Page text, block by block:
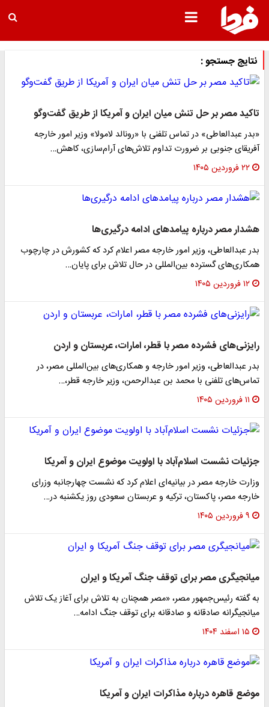
نتایج جستجو :
تاکید مصر بر حل تنش میان ایران و آمریکا از طریق گفت‌وگو
«بدر عبدالعاطی» در تماس تلفنی با «رونالد لامولا» وزیر امور خارجه
آفریقای جنوبی بر ضرورت تداوم تلاش‌های آرام‌سازی، کاهش…
۲۲ فروردین ۱۴۰۵
هشدار مصر درباره پیامدهای ادامه درگیری‌ها
بدر عبدالعاطی، وزیر امور خارجه مصر اعلام کرد که کشورش در چارچوب
همکاری‌های گسترده بین‌المللی در حال تلاش برای پایان…
۱۲ فروردین ۱۴۰۵
رایزنی‌های فشرده مصر با قطر، امارات، عربستان و اردن
بدر عبدالعاطی، وزیر امور خارجه و همکاری‌های بین‌المللی مصر، در
تماس‌های تلفنی با محمد بن عبدالرحمن، وزیر خارجه قطر،…
۱۱ فروردین ۱۴۰۵
جزئیات نشست اسلام‌آباد با اولویت موضوع ایران و آمریکا
وزارت خارجه مصر در بیانیه‌ای اعلام کرد که نشست چهارجانبه وزرای
خارجه مصر، پاکستان، ترکیه و عربستان سعودی روز یکشنبه در…
۹ فروردین ۱۴۰۵
میانجیگری مصر برای توقف جنگ آمریکا و ایران
به گفته رئیس‌جمهور مصر، «مصر همچنان به تلاش برای آغاز یک تلاش
میانجیگرانه صادقانه و صادقانه برای توقف جنگ ادامه…
۱۵ اسفند ۱۴۰۴
موضع قاهره درباره مذاکرات ایران و آمریکا